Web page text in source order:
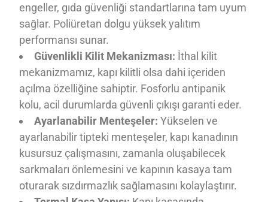
engeller, gıda güvenliği standartlarına tam uyum
sağlar. Poliüretan dolgu yüksek yalıtım
performansı sunar.
Güvenlikli Kilit Mekanizması: İthal kilit
mekanizmamız, kapı kilitli olsa dahi içeriden
açılma özelliğine sahiptir. Fosforlu antipanik
kolu, acil durumlarda güvenli çıkışı garanti eder.
Ayarlanabilir Menteşeler: Yükselen ve
ayarlanabilir tipteki menteşeler, kapı kanadının
kusursuz çalışmasını, zamanla oluşabilecek
sarkmaları önlemesini ve kapının kasaya tam
oturarak sızdırmazlık sağlamasını kolaylaştırır.